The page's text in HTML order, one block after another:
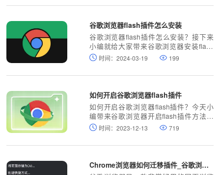
谷歌浏览器flash插件怎么安装
谷歌浏览器flash插件怎么安装？接下来
小编就给大家带来谷歌浏览器安装flash
插件步骤一览，希望能够给大家带来帮
助。
时间：2024-03-19 199
如何开启谷歌浏览器flash插件
如何开启谷歌浏览器flash插件？今天小
编带来谷歌浏览器开启flash插件方法分
享，大家参考下面的步骤操作就可以顺利
解决这个问题。
时间：2023-12-13 719
Chrome浏览器如何迁移插件_谷歌浏览器迁移插件方法